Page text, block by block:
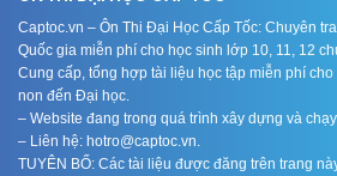
Captoc.vn – Ôn Thi Đại Học Cấp Tốc: Chuyên
Quốc gia miễn phí cho học sinh lớp 10, 11, 12
Cung cấp, tổng hợp tài liệu học tập miễn phí
non đến Đại học.
– Website đang trong quá trình xây dựng và
– Liên hệ: hotro@captoc.vn.
TUYÊN BỐ: Các tài liệu được đăng trên trang